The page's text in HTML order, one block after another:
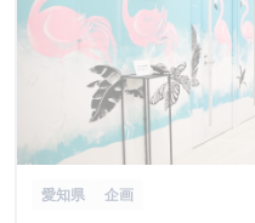
愛知県 企画